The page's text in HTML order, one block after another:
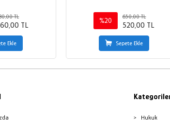
TL
TL
Ekle
%20
650,00 TL
520,00 TL
Sepete Ekle
Hukuk